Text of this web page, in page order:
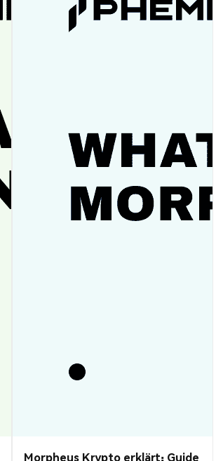
Morpheus Krypto erklärt: Guide